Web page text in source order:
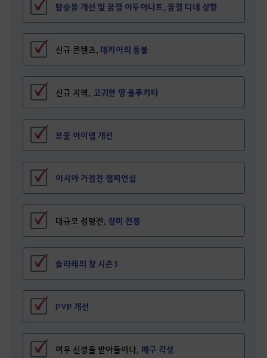
탑승물 개선 및 꿈결 아두아나트, 꿈결 디네 상향
신규 콘텐츠, 데키아의 등불
신규 지역, 고귀한 땅 울루키타
보물 아이템 개선
아시아 거점전 챔피언십
대규모 점령전, 장미 전쟁
솔라레의 창 시즌3
PVP 개선
여우 신령을 받아들이다, 매구 각성